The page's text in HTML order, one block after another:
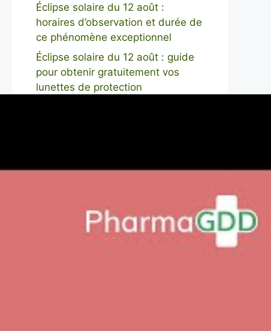
Éclipse solaire du 12 août :
horaires d’observation et durée de
ce phénomène exceptionnel
Éclipse solaire du 12 août : guide
pour obtenir gratuitement vos
lunettes de protection